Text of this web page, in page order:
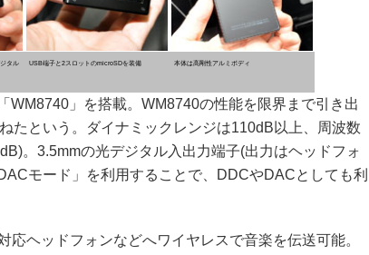
タル USB端子と2スロットのmicroSDを装備 本体は高剛性アルミボディ
」を搭載。WM8740の性能を限界まで引き出
たという。ダイナミックレンジは110dB以上、周波数
。3.5mmの光デジタル入出力端子(出力はヘッドフォ
モード」を利用することで、DDCやDACとしても利
ヘッドフォンなどへワイヤレスで音楽を伝送可能。